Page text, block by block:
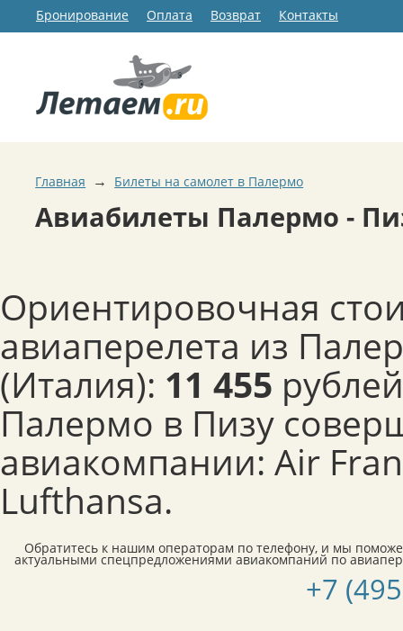
Бронирование Оплата Возврат Контакты
Главная → Билеты на самолет в Палермо
Авиабилеты Палермо -
Ориентировочная
авиаперелета из
(Италия): 11 455
Палермо в Пизу
авиакомпании: Air
Lufthansa.
Обратитесь к нашим операторам по телефону, и мы
актуальными спецпредложениями авиакомпаний по
+7